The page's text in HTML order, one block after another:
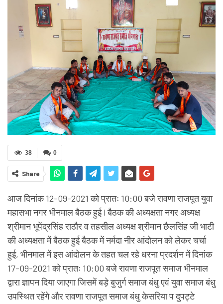
0
38
Share
आज दिनांक 12-09-2021 को प्रातः 10:00 बजे रावणा राजपूत युवा
महासभा नगर भीनमाल बैठक हुई l बैठक की अध्यक्षता नगर अध्यक्ष
श्रीमान भूपेंद्रसिंह राठौर व तहसील अध्यक्ष श्रीमान छैलसिंह जी भाटी
की अध्यक्षता में बैठक हुई बैठक में नर्मदा नीर आंदोलन को लेकर चर्चा
हुई, भीनमाल में इस आंदोलन के तहत चल रहे धरना प्रदर्शन में दिनांक
17-09-2021 को प्रातः 10:00 बजे रावणा राजपूत समाज भीनमाल
द्वारा ज्ञापन दिया जाएगा जिसमें बड़े बुजुर्ग समाज बंधु एवं युवा समाज बंधु
उपस्थित रहेंगे और रावणा राजपूत समाज बंधु केसरिया प दुपट्टे